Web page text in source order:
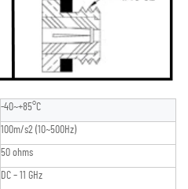
-40~+85°C
100m/s2 (10~500Hz)
50 ohms
DC – 11 GHz